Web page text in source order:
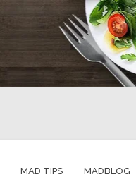
MAD TIPS MADBLOG